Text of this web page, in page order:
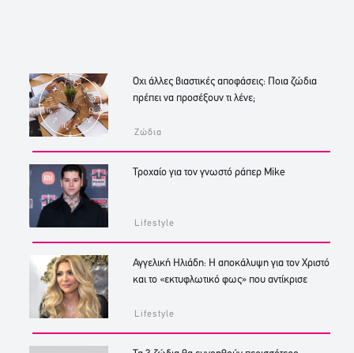
Όχι άλλες βιαστικές αποφάσεις: Ποια ζώδια
πρέπει να προσέξουν τι λένε;
Ζώδια
Τροχαίο για τον γνωστό ράπερ Mike
Lifestyle
Αγγελική Ηλιάδη: Η αποκάλυψη για τον Χριστό
και το «εκτυφλωτικό φως» που αντίκρισε
Lifestyle